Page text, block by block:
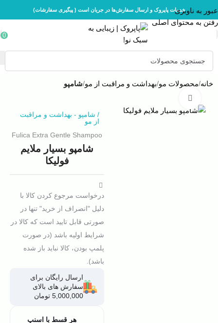
عبور به ناوبری
رفتن به محتوای اصلی
خدمات پاپروک و ارسال سفارش‌ها در جریان است ( پیگیری سفارشات)
0
خانه محصولات مو بهداشت و مراقبت از مو شامپو
/ شامپو - بهداشت و مراقبت
از مو
Fulica Extra Gentle Shampoo
شامپو بسیار ملایم
فولیکا
درخواست مرجوع کردن کالا با
دلیل "انصراف از خرید" تنها در
صورتی قابل تایید است که کالا در
شرایط اولیه باشد (در صورت
پلمپ بودن، کالا نباید باز شده
باشد).
ارسال رایگان برای
سفارش های بالای
5,000,000 تومان
هر قسط با اسنپ